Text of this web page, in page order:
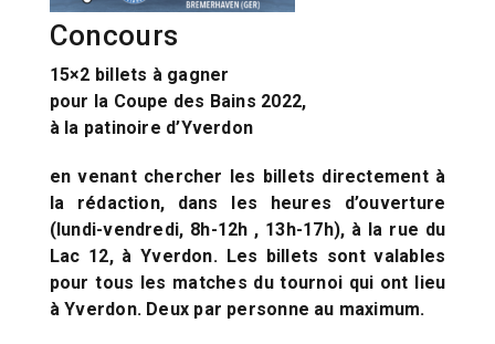
Concours
15×2 billets à gagner
pour la Coupe des Bains 2022,
à la patinoire d’Yverdon
en venant chercher les billets directement à
la rédaction, dans les heures d’ouverture
(lundi-vendredi, 8h-12h , 13h-17h), à la rue du
Lac 12, à Yverdon. Les billets sont valables
pour tous les matches du tournoi qui ont lieu
à Yverdon. Deux par personne au maximum.